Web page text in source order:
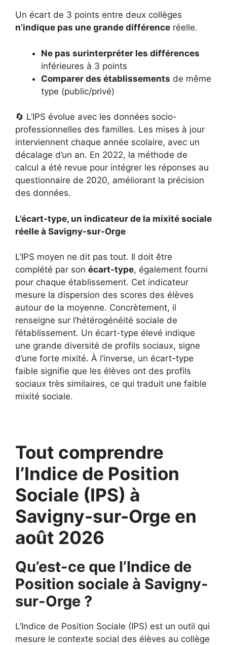
Un écart de 3 points entre deux collèges
n’indique pas une grande différence réelle.
Ne pas surinterpréter les différences
inférieures à 3 points
Comparer des établissements de même
type (public/privé)
🔄 L’IPS évolue avec les données socio-
professionnelles des familles. Les mises à jour
interviennent chaque année scolaire, avec un
décalage d’un an. En 2022, la méthode de
calcul a été revue pour intégrer les réponses au
questionnaire de 2020, améliorant la précision
des données.
L’écart-type, un indicateur de la mixité sociale
réelle à Savigny-sur-Orge
L’IPS moyen ne dit pas tout. Il doit être
complété par son écart-type, également fourni
pour chaque établissement. Cet indicateur
mesure la dispersion des scores des élèves
autour de la moyenne. Concrètement, il
renseigne sur l’hétérogénéité sociale de
l’établissement. Un écart-type élevé indique
une grande diversité de profils sociaux, signe
d’une forte mixité. À l’inverse, un écart-type
faible signifie que les élèves ont des profils
sociaux très similaires, ce qui traduit une faible
mixité sociale.
Tout comprendre
l’Indice de Position
Sociale (IPS) à
Savigny-sur-Orge en
août 2026
Qu’est-ce que l’Indice de
Position sociale à Savigny-
sur-Orge ?
L’Indice de Position Sociale (IPS) est un outil qui
mesure le contexte social des élèves au collège